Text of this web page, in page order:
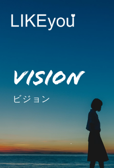
ビジョン
vision